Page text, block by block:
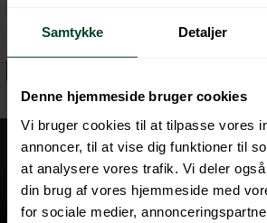
Samtykke Detaljer
Denne hjemmeside bruger cookies
Vi bruger cookies til at tilpasse vores
annoncer, til at vise dig funktioner til
at analysere vores trafik. Vi deler
din brug af vores hjemmeside med
for sociale medier,